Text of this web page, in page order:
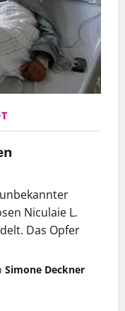
Niculaie L.
Das Opfer
Simone Deckner